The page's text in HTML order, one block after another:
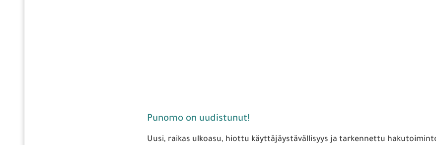
Punomo on uudistunut!
Uusi, raikas ulkoasu, hiottu käyttäjäystävällisyys ja tarkennettu